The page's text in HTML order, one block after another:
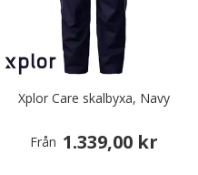
Xplor Care skalbyxa, Navy
Från 1.339,00 kr